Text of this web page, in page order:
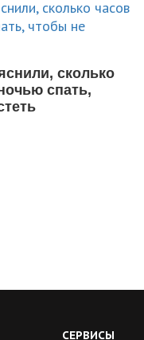
сколько
спать,
СЕРВИСЫ